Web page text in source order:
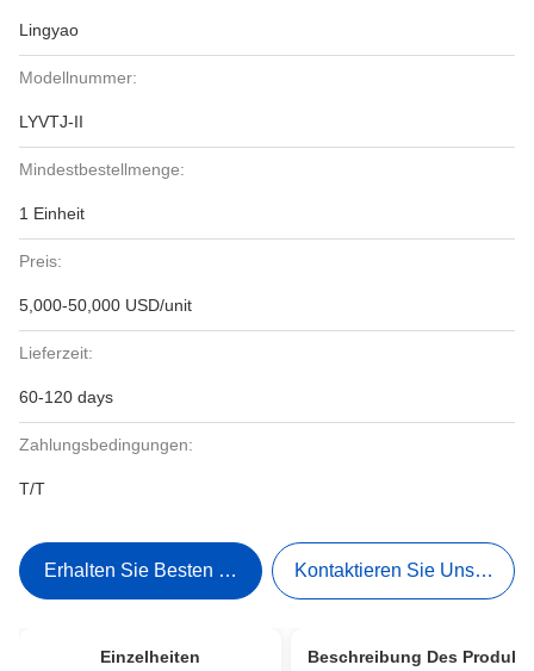
Lingyao
Modellnummer:
LYVTJ-II
Mindestbestellmenge:
1 Einheit
Preis:
5,000-50,000 USD/unit
Lieferzeit:
60-120 days
Zahlungsbedingungen:
T/T
Erhalten Sie Besten Preis Kontaktieren Sie Uns Jetzt
Einzelheiten Beschreibung Des